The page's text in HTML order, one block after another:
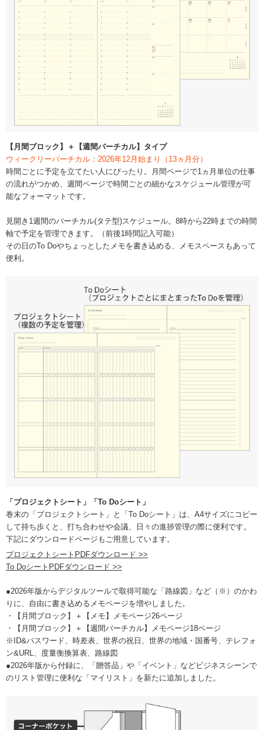
【月間ブロック】＋【週間バーチカル】タイプ
ウィークリーバーチカル：2026年12月始まり（13ヵ月分）
時間ごとに予定を立てたい人にぴったり。月間ページで1ヵ月単位の仕事
の流れがつかめ、週間ページで時間ごとの細かなスケジュール管理が可
能なフォーマットです。
見開き1週間のバーチカル(タテ型)スケジュール。8時から22時までの時間
軸で予定を管理できます。（前後1時間記入可能）
その日のTo Doやちょっとしたメモを書き込める、メモスペースもあって
便利。
「プロジェクトシート」「To Doシート」
巻末の「プロジェクトシート」と「To Doシート」は、A4サイズにコピー
して持ち歩くと、打ち合わせや会議、日々の進捗管理の際に便利です。
下記にダウンロードページもご用意しています。
プロジェクトシートPDFダウンロード >>
To DoシートPDFダウンロード >>
●2026年版からデジタルツールで取得可能な「路線図」など（※）のかわ
りに、自由に書き込めるメモページを増やしました。
・【月間ブロック】＋【メモ】メモページ26ページ
・【月間ブロック】＋【週間バーチカル】メモページ18ページ
※ID&パスワード、時差表、世界の祝日、世界の地域・国番号、テレフォ
ン&URL、度量衡換算表、路線図
●2026年版から付録に、「贈答品」や「イベント」などビジネスシーンで
のリスト管理に便利な「マイリスト」を新たに追加しました。